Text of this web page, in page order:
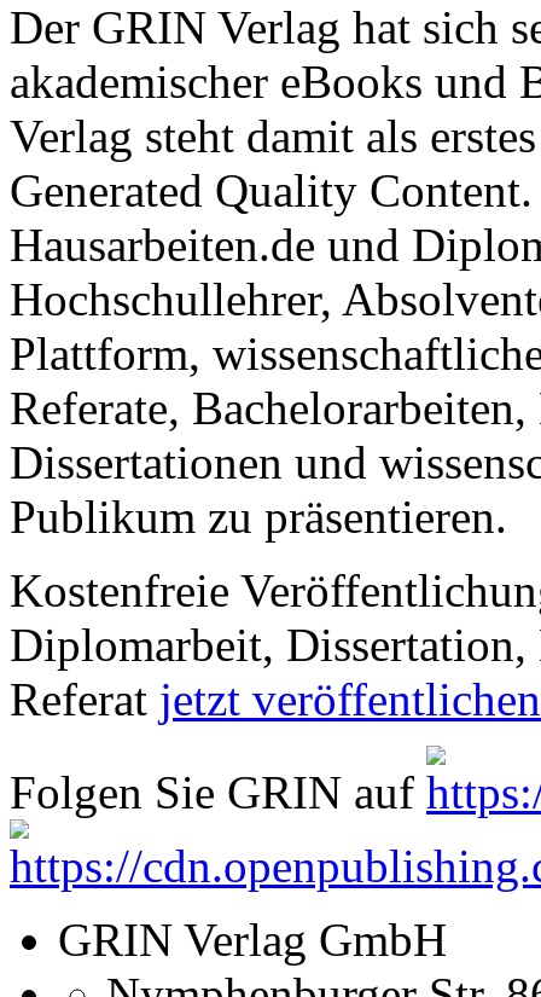
Der GRIN Verlag hat sich
akademischer eBooks und
Verlag steht damit als
Generated Quality
Hausarbeiten.de und
Hochschullehrer,
Plattform,
Referate,
Dissertationen und
Publikum zu präsentieren.
Kostenfreie
Diplomarbeit,
Referat jetzt
Folgen Sie GRIN auf
GRIN Verlag GmbH